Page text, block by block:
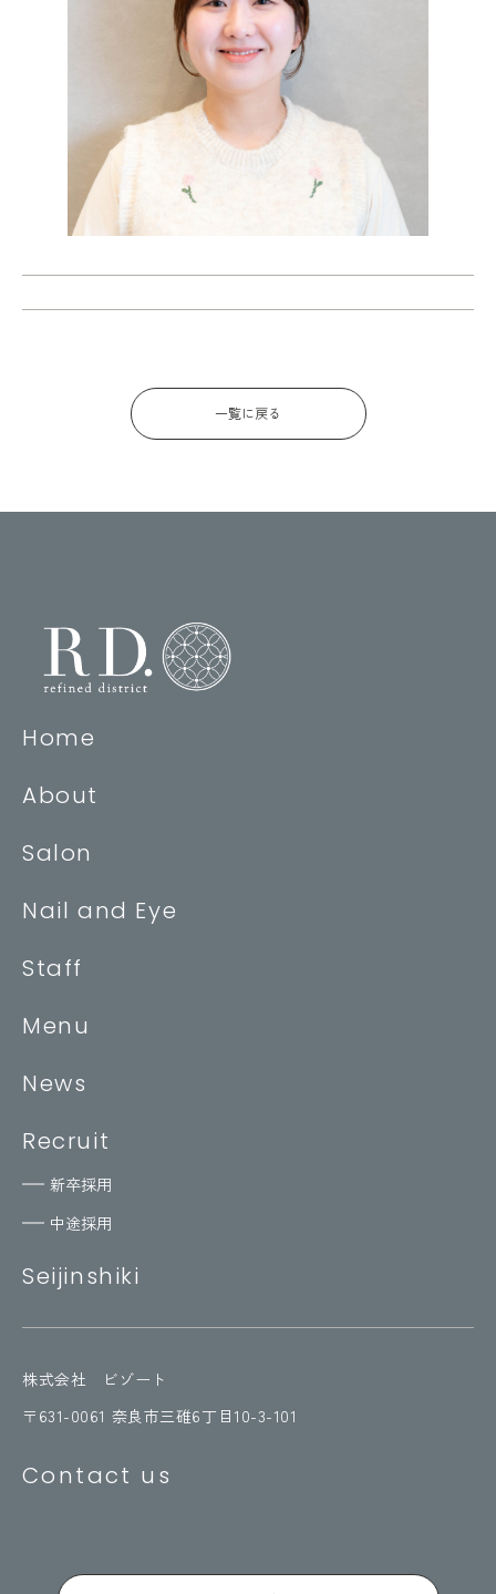
一覧に戻る
Home
About
Salon
Nail and Eye
Staff
Menu
News
Recruit
新卒採用
中途採用
Seijinshiki
株式会社 ビゾート
〒631-0061 奈良市三碓6丁目10-3-101
Contact us